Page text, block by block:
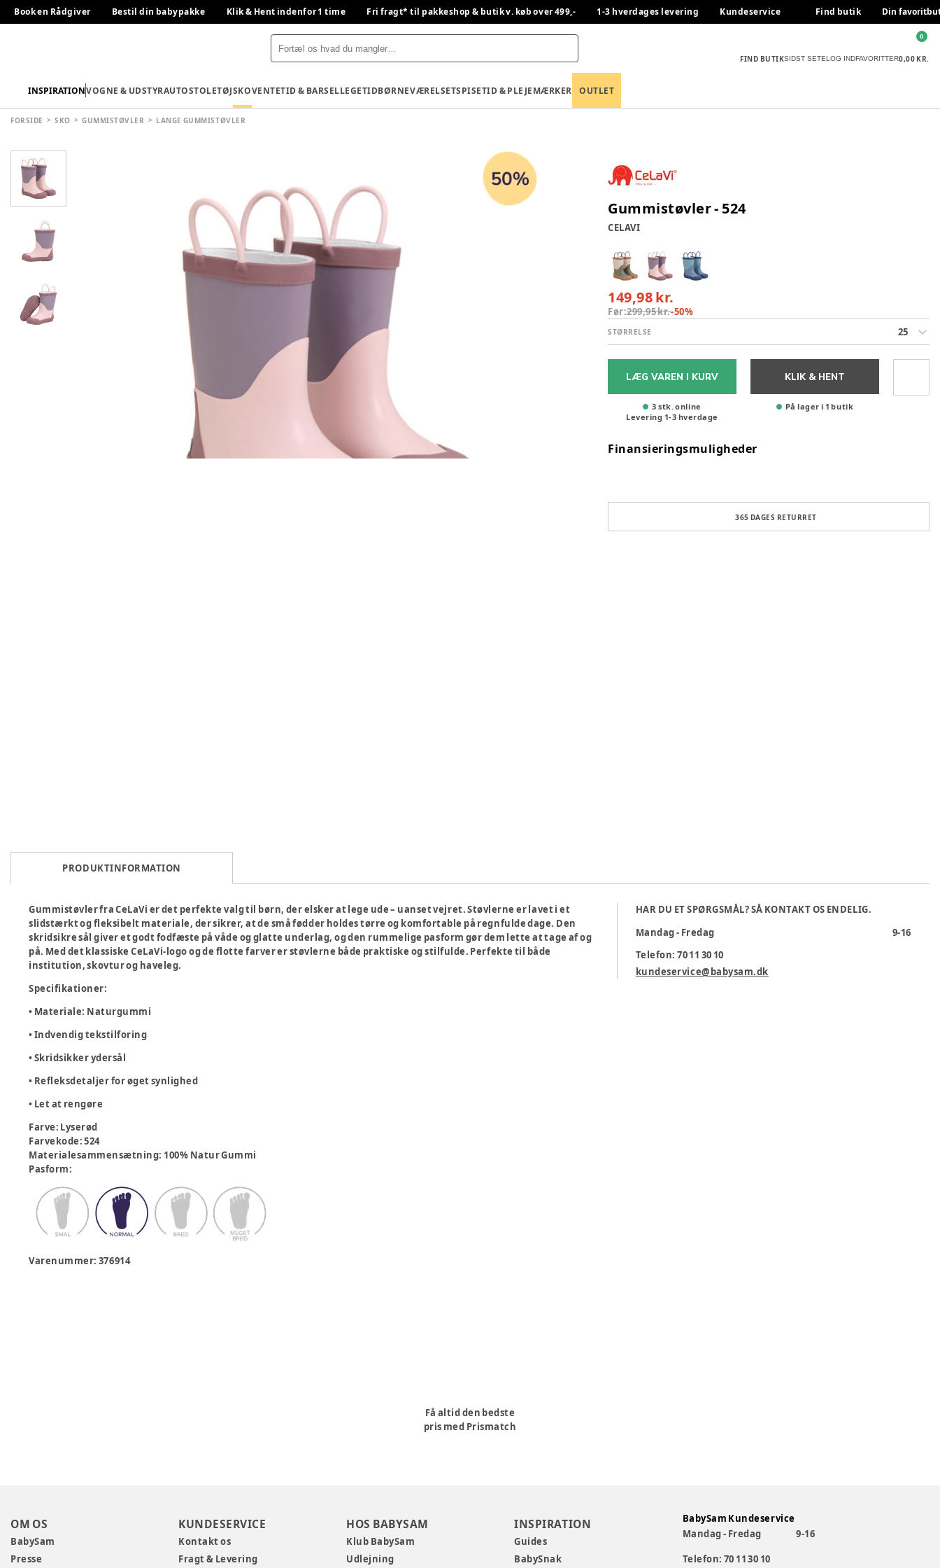
Book en Rådgiver Bestil din babypakke Klik & Hent indenfor 1 time Fri fragt* til pakkeshop & butik v. køb over 499,- 1-3 hverdages levering Kundeservice Find butik Din
FIND BUTIKSIDST SETELOG INDFAVORITTER0,00 KR.
0
INSPIRATIONVOGNE & UDSTYRAUTOSTOLETØJSKOVENTETID & BARSELLEGETIDBØRNEVÆRELSETSPISETID & PLEJEMÆRKER OUTLET
FORSIDE SKO GUMMISTØVLER LANGE GUMMISTØVLER
Gummistøvler - 524
CELAVI
149,98 kr.
Før:299,95 kr.-50%
STØRRELSE 25
LÆG VAREN I KURV
3 stk. online
Levering 1-3 hverdage
KLIK & HENT
På lager i 1 butik
Finansieringsmuligheder
365 DAGES RETURRET
PRODUKTINFORMATION
Gummistøvler fra CeLaVi er det perfekte valg til børn, der elsker at lege ude – uanset vejret. Støvlerne er lavet i et
slidstærkt og fleksibelt materiale, der sikrer, at de små fødder holdes tørre og komfortable på regnfulde dage. Den
skridsikre sål giver et godt fodfæste på våde og glatte underlag, og den rummelige pasform gør dem lette at tage af og
på. Med det klassiske CeLaVi-logo og de flotte farver er støvlerne både praktiske og stilfulde. Perfekte til både
institution, skovtur og haveleg.
Specifikationer:
• Materiale: Naturgummi
• Indvendig tekstilforing
• Skridsikker ydersål
• Refleksdetaljer for øget synlighed
• Let at rengøre
Farve: Lyserød
Farvekode:524
Materialesammensætning: 100% Natur Gummi
Pasform:
Varenummer: 376914
HAR DU ET SPØRGSMÅL? SÅ KONTAKT OS ENDELIG.
Mandag - Fredag
9-16
Telefon: 70 11 30 10
kundeservice@babysam.dk
Få altid den bedste
pris med Prismatch
OM OS
BabySam
Presse
KUNDESERVICE
Kontakt os
Fragt & Levering
HOS BABYSAM
Klub BabySam
Udlejning
INSPIRATION
Guides
BabySnak
BabySam Kundeservice
Mandag - Fredag
9-16
Telefon: 70 11 30 10